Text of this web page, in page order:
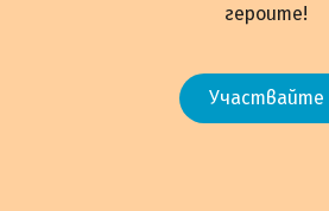
героите!
Участвайте